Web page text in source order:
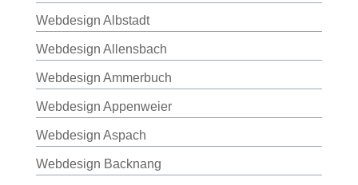
Webdesign Albstadt
Webdesign Allensbach
Webdesign Ammerbuch
Webdesign Appenweier
Webdesign Aspach
Webdesign Backnang